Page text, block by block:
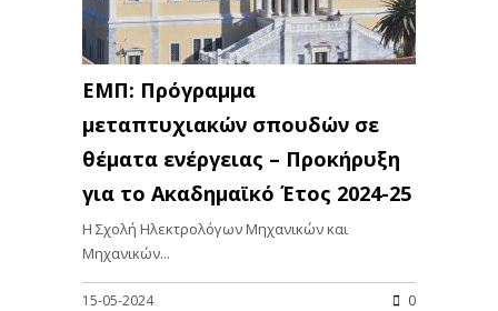
ΕΜΠ: Πρόγραμμα
μεταπτυχιακών σπουδών σε
θέματα ενέργειας – Προκήρυξη
για το Ακαδημαϊκό Έτος 2024-25
Η Σχολή Ηλεκτρολόγων Μηχανικών και
Μηχανικών...
15-05-2024 0